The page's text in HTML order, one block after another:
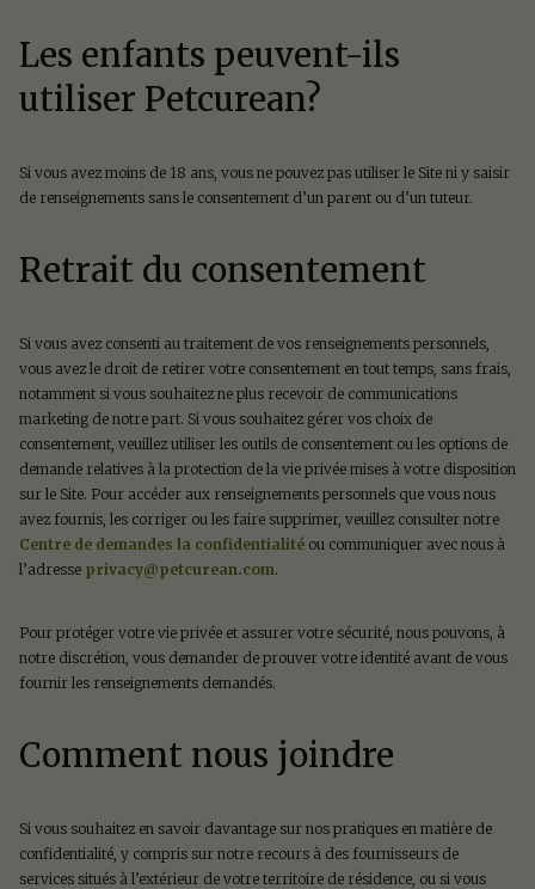
Les enfants peuvent-ils
utiliser Petcurean?
Si vous avez moins de 18 ans, vous ne pouvez pas utiliser le Site ni y saisir
de renseignements sans le consentement d’un parent ou d’un tuteur.
Retrait du consentement
Si vous avez consenti au traitement de vos renseignements personnels,
vous avez le droit de retirer votre consentement en tout temps, sans frais,
notamment si vous souhaitez ne plus recevoir de communications
marketing de notre part. Si vous souhaitez gérer vos choix de
consentement, veuillez utiliser les outils de consentement ou les options de
demande relatives à la protection de la vie privée mises à votre disposition
sur le Site. Pour accéder aux renseignements personnels que vous nous
avez fournis, les corriger ou les faire supprimer, veuillez consulter notre
Centre de demandes la confidentialité ou communiquer avec nous à
l’adresse privacy@petcurean.com.
Pour protéger votre vie privée et assurer votre sécurité, nous pouvons, à
notre discrétion, vous demander de prouver votre identité avant de vous
fournir les renseignements demandés.
Comment nous joindre
Si vous souhaitez en savoir davantage sur nos pratiques en matière de
confidentialité, y compris sur notre recours à des fournisseurs de
services situés à l’extérieur de votre territoire de résidence, ou si vous